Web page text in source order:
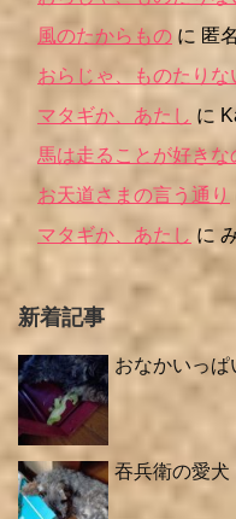
風のたからもの に 匿名
おらじゃ、ものたりな
マタギか、あたし に
馬は走ることが好きな
お天道さまの言う通り
マタギか、あたし に
新着記事
おなかいっぱ
吞兵衛の愛犬